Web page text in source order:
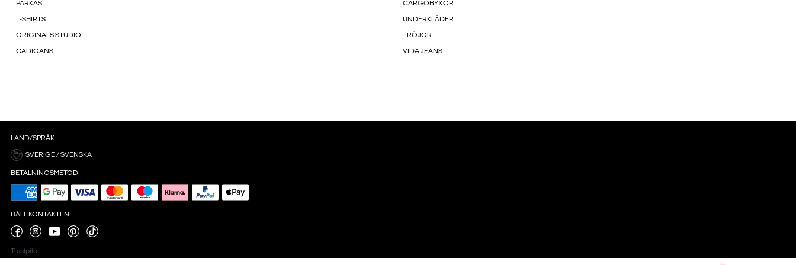
PARKAS CARGOBYXOR
T-SHIRTS UNDERKLÄDER
ORIGINALS STUDIO TRÖJOR
CADIGANS VIDA JEANS
LAND/SPRÅK
SVERIGE / SVENSKA
BETALNINGSMETOD
HÅLL KONTAKTEN
Trustpilot